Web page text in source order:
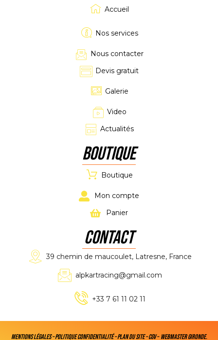
Accueil
Nos services
Nous contacter
Devis gratuit
Galerie
Video
Actualités
Boutique
Boutique
Mon compte
Panier
CONTACT
39 chemin de maucoulet, Latresne, France
alpkartracing@gmail.com
+33 7 61 11 02 11
Mentions légales–Politique confidentialité–Plan du site–CGV–Webmaster Gironde.